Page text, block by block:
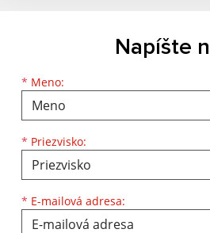
Napíšte
* Meno:
Meno
* Priezvisko:
Priezvisko
* E-mailová adresa:
E-mailová adresa